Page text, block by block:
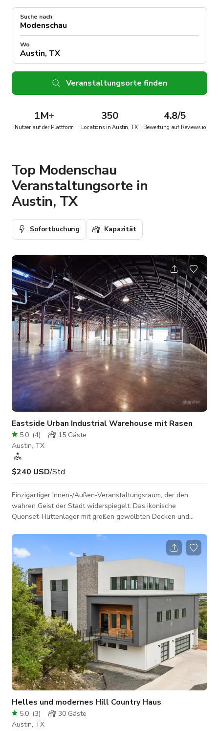
Suche nach
Wo
Veranstaltungsorte finden
1M+
Nutzer auf der Plattform
350
Locations in Austin, TX
4.8/5
Bewertung auf Reviews.io
Top Modenschau
Veranstaltungsorte in
Austin, TX
Sofortbuchung Kapazität
Eastside Urban Industrial Warehouse mit Rasen
5.0 (4) 15 Gäste
Austin, TX
$240 USD/Std.
Einzigartiger Innen-/Außen-Veranstaltungsraum, der den
wahren Geist der Stadt widerspiegelt. Das ikonische
Quonset-Hüttenlager mit großen gewölbten Decken und
angrenzende Rasenfläche sind eine perfekte leere Leinwand
für Ihr Foto- oder Filmshooting. Der Raum kann nahtlos von
einer Szene zur nächsten wechseln und bietet endlose
Optionen, Vielfalt und Flexibilität. Innenlager: 12.000
Quadratfuß Außenrasen: 10.000 Quadratfuß Zusät
Helles und modernes Hill Country Haus
5.0 (3) 30 Gäste
Austin, TX